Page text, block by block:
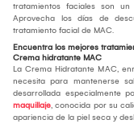
tratamientos faciales son
Aprovecha los días de
tratamiento facial de MAC.
Encuentra los mejores
Crema hidratante MAC
La Crema Hidratante MAC,
necesita para mantenerse
desarrollada especialmente
maquillaje, conocida por su
apariencia de la piel seca y